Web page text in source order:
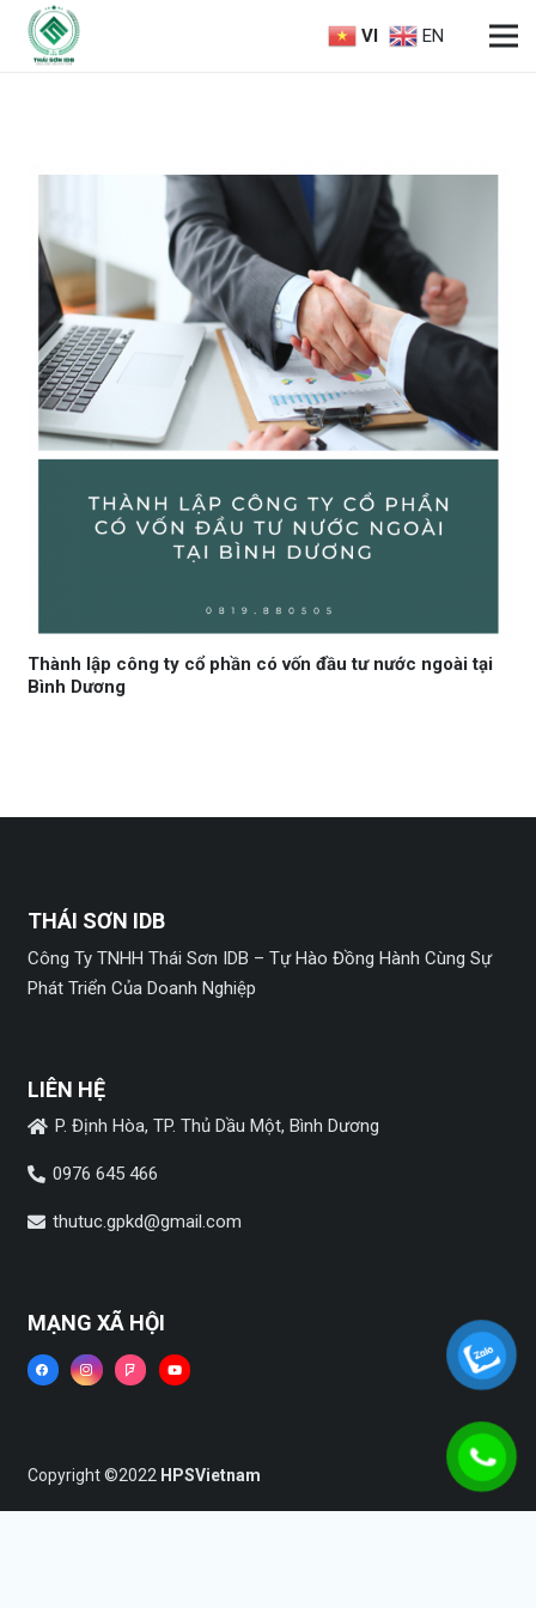
VI EN
Thành lập công ty cổ phần có vốn đầu tư nước ngoài tại
Bình Dương
THÁI SƠN IDB
Công Ty TNHH Thái Sơn IDB – Tự Hào Đồng Hành Cùng Sự
Phát Triển Của Doanh Nghiệp
LIÊN HỆ
P. Định Hòa, TP. Thủ Dầu Một, Bình Dương
0976 645 466
thutuc.gpkd@gmail.com
MẠNG XÃ HỘI
Copyright ©2022 HPSVietnam